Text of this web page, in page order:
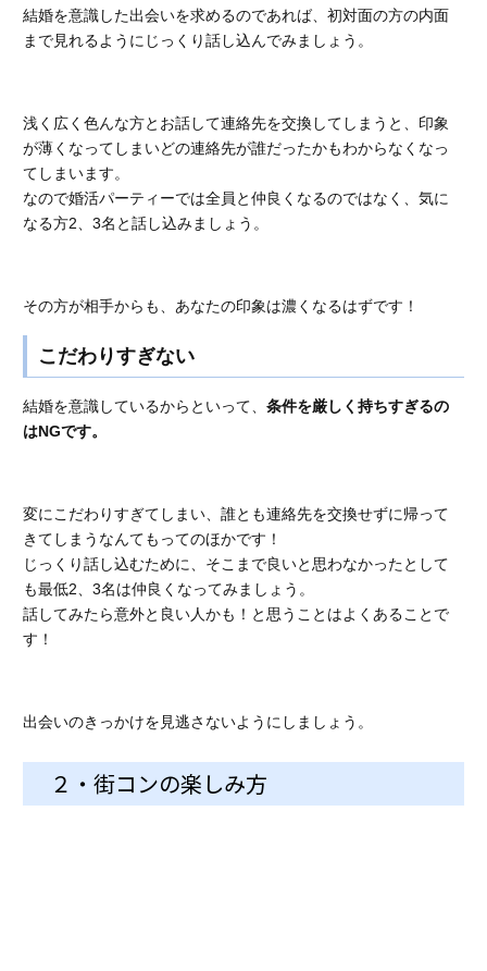
結婚を意識した出会いを求めるのであれば、初対面の方の内面
まで見れるようにじっくり話し込んでみましょう。
浅く広く色んな方とお話して連絡先を交換してしまうと、印象
が薄くなってしまいどの連絡先が誰だったかもわからなくなっ
てしまいます。
なので婚活パーティーでは全員と仲良くなるのではなく、気に
なる方2、3名と話し込みましょう。
その方が相手からも、あなたの印象は濃くなるはずです！
こだわりすぎない
結婚を意識しているからといって、条件を厳しく持ちすぎるの
はNGです。
変にこだわりすぎてしまい、誰とも連絡先を交換せずに帰って
きてしまうなんてもってのほかです！
じっくり話し込むために、そこまで良いと思わなかったとして
も最低2、3名は仲良くなってみましょう。
話してみたら意外と良い人かも！と思うことはよくあることで
す！
出会いのきっかけを見逃さないようにしましょう。
２・街コンの楽しみ方